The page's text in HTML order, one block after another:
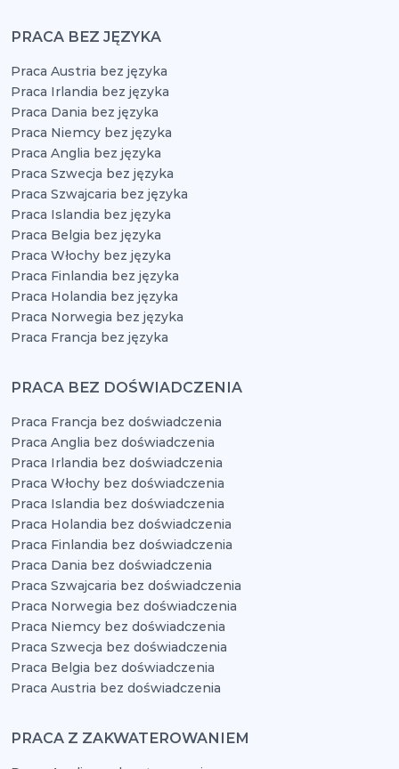
PRACA BEZ JĘZYKA
Praca Austria bez języka
Praca Irlandia bez języka
Praca Dania bez języka
Praca Niemcy bez języka
Praca Anglia bez języka
Praca Szwecja bez języka
Praca Szwajcaria bez języka
Praca Islandia bez języka
Praca Belgia bez języka
Praca Włochy bez języka
Praca Finlandia bez języka
Praca Holandia bez języka
Praca Norwegia bez języka
Praca Francja bez języka
PRACA BEZ DOŚWIADCZENIA
Praca Francja bez doświadczenia
Praca Anglia bez doświadczenia
Praca Irlandia bez doświadczenia
Praca Włochy bez doświadczenia
Praca Islandia bez doświadczenia
Praca Holandia bez doświadczenia
Praca Finlandia bez doświadczenia
Praca Dania bez doświadczenia
Praca Szwajcaria bez doświadczenia
Praca Norwegia bez doświadczenia
Praca Niemcy bez doświadczenia
Praca Szwecja bez doświadczenia
Praca Belgia bez doświadczenia
Praca Austria bez doświadczenia
PRACA Z ZAKWATEROWANIEM